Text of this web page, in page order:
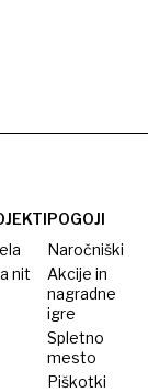
nit
POGOJI
Naročniški
Akcije in
nagradne
igre
Spletno
mesto
Piškotki